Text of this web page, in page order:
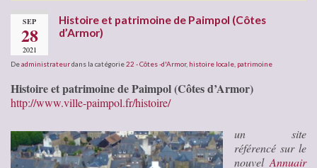
SEP
28
2021
Histoire et patrimoine de Paimpol (Côtes
d’Armor)
Deadministrateurdans la catégorie22 - Côtes -d'Armor, histoire locale patrimoine
Histoire et patrimoine de Paimpol (Côtes d’Armor)
http://www.ville-paimpol.fr/histoire/
un site
référencé sur le
nouvel Annuair